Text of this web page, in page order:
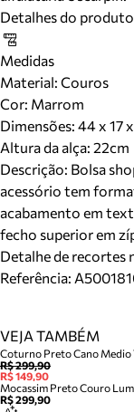
Detalhes do produto
Medidas
Material: Couros
Cor: Marrom
Dimensões: 44 x 17
Altura da alça: 22cm
Descrição: Bolsa
acessório tem
acabamento em
fecho superior em
Detalhe de recortes
Referência:
VEJA TAMBÉM
Coturno Preto Cano
R$ 299,90
R$ 149,90
Mocassim Preto Couro
R$ 299,90